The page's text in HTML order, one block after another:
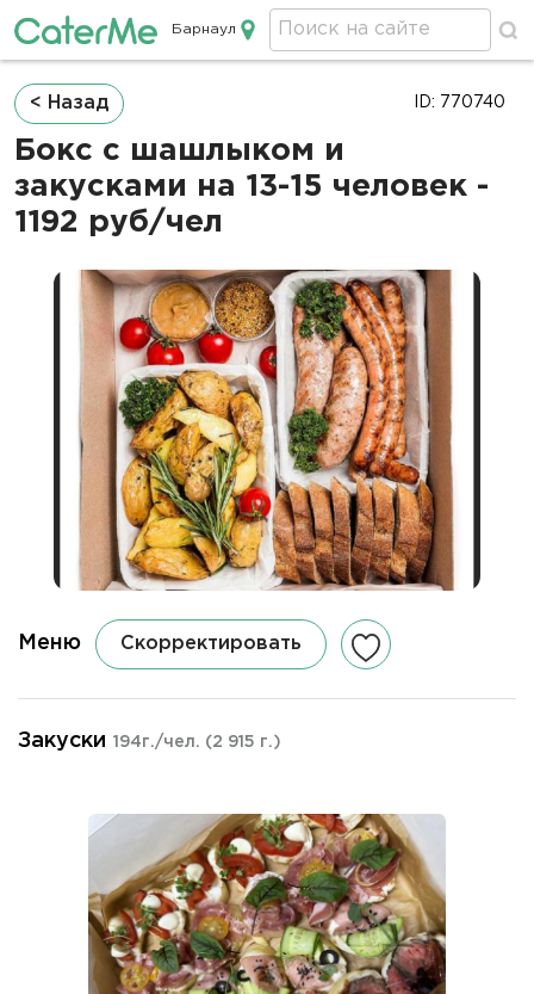
Кейтеринг в Барнауле
Барнаул
Строка
навигации
< Назад
Бокс с шашлыком и
закусками на 13-15 человек -
1192 руб/чел
ID: 770740
Меню Скорректировать
Закуски 194г./чел. (2 915 г.)